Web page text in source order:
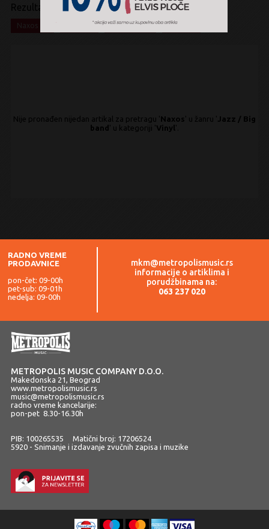
Rezultati pretrage:
Big band x Vinyl
Nije pronađen nijedan artikal za pretragu 'Naxos ' u žanru ' Jazz / Big
band ' u kategoriji 'Vinyl '.
RADNO VREME
PRODAVNICE
pon-čet: 09-00h
pet-sub: 09-01h
nedelja: 09-00h
mkm@metropolismusic.rs
informacije o artiklima i
porudžbinama na:
063 237 020
METROPOLIS MUSIC COMPANY D.O.O.
Makedonska 21, Beograd
www.metropolismusic.rs
music@metropolismusic.rs
radno vreme kancelarije:
pon-pet 8.30-16.30h
PIB: 100265535 Matični broj: 17206524
5920 - Snimanje i izdavanje zvučnih zapisa i muzike